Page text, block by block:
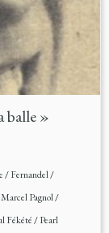
balle »
/Fernandel/
Marcel Pagnol/
Fékété/Pearl